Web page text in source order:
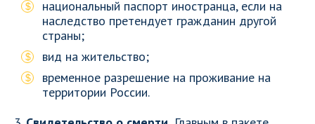
национальный паспорт иностранца, если на
наследство претендует гражданин другой
страны;
вид на жительство;
временное разрешение на проживание на
территории России.